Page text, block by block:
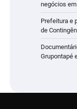
negócios
Prefeitura e
de
Grupontapé